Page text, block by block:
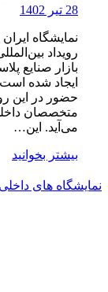
28 تیر 1402
نمایشگاه
رویداد
بازار صنایع
ایجاد شده
حضور در این
متخصصان
می‌آید. این…
بیشتر بخوانید
نمایشگاه های داخلی